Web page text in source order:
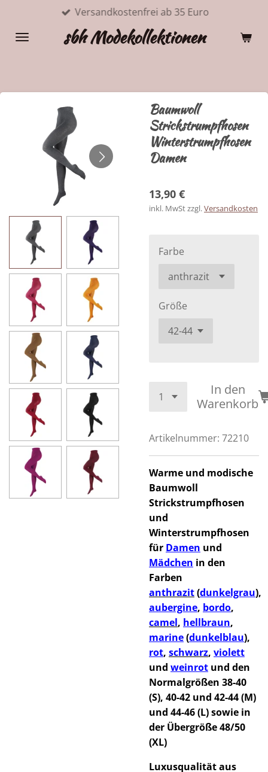
springen
sbh Modekollektionen
Versandkostenfrei ab 35 Euro
Baumwoll
Strickstrumpfhosen
Winterstrumpfhosen
Damen
13,90 €
inkl. MwSt zzgl.Versandkosten
Farbe
Größe
In den
Warenkorb
Artikelnummer: 72210
Warme und modische
Baumwoll
Strickstrumpfhosen
und
Winterstrumpfhosen
für Damen und
Mädchen in den
Farben
anthrazit(dunkelgrau),
aubergine, bordo,
camel, hellbraun,
marine(dunkelblau),
rot, schwarz, violett
und weinrot und den
Normalgrößen 38-40
(S), 40-42 und 42-44 (M)
und 44-46 (L) sowie in
der Übergröße 48/50
(XL)
Luxusqualität aus